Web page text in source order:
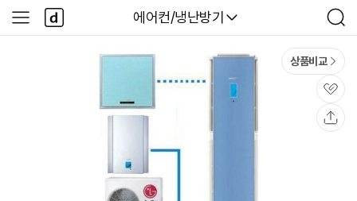
다나와
에어컨/냉난방기
검
색
사
이
다
나
와
상품비교
관
심